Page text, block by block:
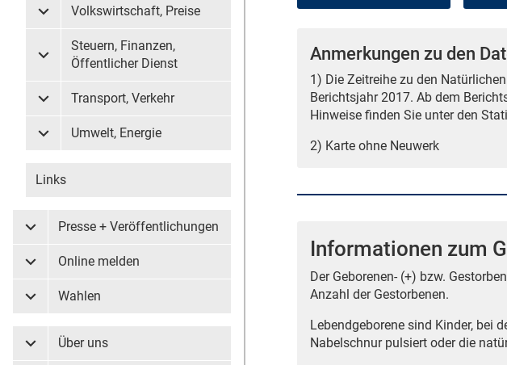
Untermenü Volkswirtschaft, Preise
Volkswirtschaft, Preise
Untermenü Steuern, Finanzen, Öffentlicher Dienst
Steuern, Finanzen,
Öffentlicher Dienst
Untermenü Transport, Verkehr
Transport, Verkehr
Untermenü Umwelt, Energie
Umwelt, Energie
Links
Untermenü Presse + Veröffentlichungen
Presse + Veröffentlichungen
Untermenü Online melden
Online melden
Untermenü Wahlen
Wahlen
Untermenü Über uns
Über uns
Anmerkungen zu den
1) Die Zeitreihe zu den
Berichtsjahr 2017. Ab dem
Hinweise finden Sie unter den
2) Karte ohne Neuwerk
Informationen zum
Der Geborenen- (+) bzw.
Anzahl der Gestorbenen.
Lebendgeborene sind Kinder, bei
Nabelschnur pulsiert oder die